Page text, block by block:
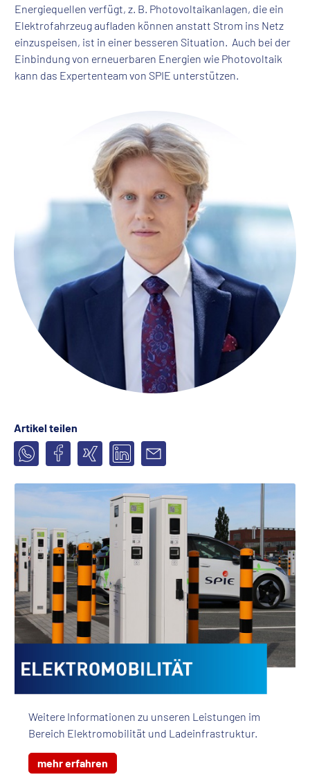
Energiequellen verfügt, z. B. Photovoltaikanlagen, die ein
Elektrofahrzeug aufladen können anstatt Strom ins Netz
einzuspeisen, ist in einer besseren Situation. Auch bei der
Einbindung von erneuerbaren Energien wie Photovoltaik
kann das Expertenteam von SPIE unterstützen.
Artikel teilen
Weitere Informationen zu unseren Leistungen im
Bereich Elektromobilität und Ladeinfrastruktur.
mehr erfahren